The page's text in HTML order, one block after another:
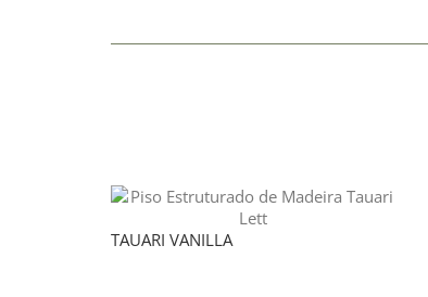
TAUARI VANILLA